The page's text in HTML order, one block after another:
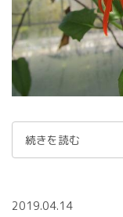
続きを読む
2019.04.14